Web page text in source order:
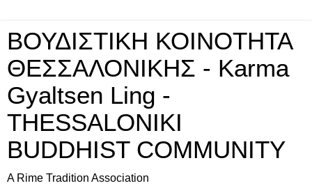
ΒΟΥΔΙΣΤΙΚΗ ΚΟΙΝΟΤΗΤΑ
ΘΕΣΣΑΛΟΝΙΚΗΣ - Karma
Gyaltsen Ling -
THESSALONIKI
BUDDHIST COMMUNITY
A Rime Tradition Association